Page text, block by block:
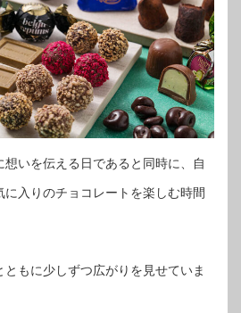
いを伝える日であると同時に、自
入りのチョコレートを楽しむ時間
もに少しずつ広がりを見せていま